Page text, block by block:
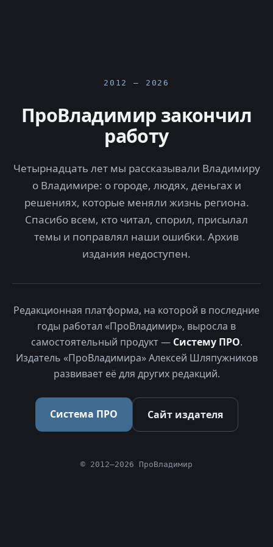
2012 — 2026
ПроВладимир закончил
работу
Четырнадцать лет мы рассказывали Владимиру
о Владимире: о городе, людях, деньгах и
решениях, которые меняли жизнь региона.
Спасибо всем, кто читал, спорил, присылал
темы и поправлял наши ошибки. Архив
издания недоступен.
Редакционная платформа, на которой в последние
годы работал «ПроВладимир», выросла в
самостоятельный продукт — Систему ПРО.
Издатель «ПроВладимира» Алексей Шляпужников
развивает её для других редакций.
Система ПРО Сайт издателя
© 2012–2026 ПроВладимир